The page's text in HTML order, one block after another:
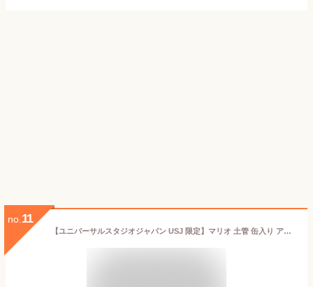
no. 11
【ユニバーサルスタジオジャパン USJ 限定】マリオ 土管 缶入り アソートクランチ チョコレート ミルク＆ホワイト お土産 お菓子 ユニバ グッズ プレゼント